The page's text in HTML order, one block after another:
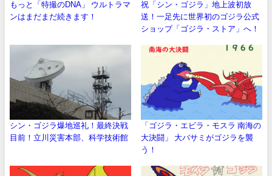
もっと「特撮のDNA」 ウルトラマ
ンはまだまだ続きます！
祝「シン・ゴジラ」地上波初放
送！一足先に世界初のゴジラ公式
ショップ「ゴジラ・ストア」へ！
シン・ゴジラ爆地巡礼！最終決戦
目前！立川災害本部、科学技術館
「ゴジラ・エビラ・モスラ 南海の
大決闘」 大バサミがゴジラを襲
う！